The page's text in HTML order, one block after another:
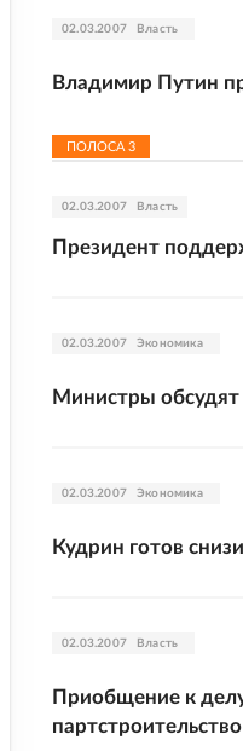
02.03.2007 Власть
Владимир Путин
ПОЛОСА 3
02.03.2007 Власть
Президент
02.03.2007 Экономика
Министры
02.03.2007 Экономика
Кудрин готов
02.03.2007 Власть
Приобщение к